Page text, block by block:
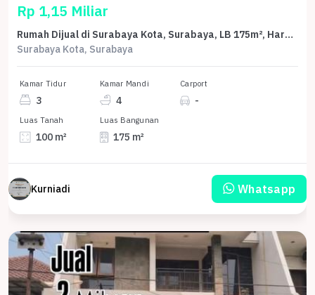
Rp 1,15 Miliar
Rumah Dijual di Surabaya Kota, Surabaya, LB 175m², Harga Kompetitif!
Surabaya Kota, Surabaya
Kamar Tidur
3
Kamar Mandi
4
Carport
-
Luas Tanah
100 m²
Luas Bangunan
175 m²
Kurniadi Whatsapp